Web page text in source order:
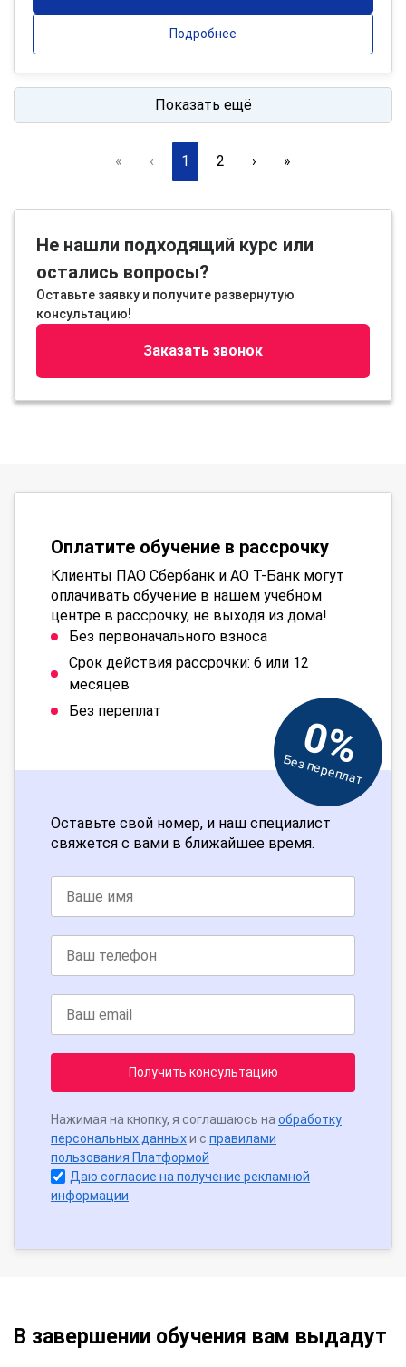
Подробнее
Показать ещё
« ‹ 1 2 › »
Не нашли подходящий курс или
остались вопросы?
Оставьте заявку и получите развернутую
консультацию!
Заказать звонок
Оплатите обучение в рассрочку
Клиенты ПАО Сбербанк и АО Т-Банк могут
оплачивать обучение в нашем учебном
центре в рассрочку, не выходя из дома!
Без первоначального взноса
Срок действия рассрочки: 6 или 12
месяцев
Без переплат
0%
Без переплат
Оставьте свой номер, и наш специалист
свяжется с вами в ближайшее время.
Получить консультацию
Нажимая на кнопку, я соглашаюсь на обработку
персональных данныхи с правилами
пользования Платформой
Даю согласие на получение рекламной
информации
В завершении обучения вам выдадут